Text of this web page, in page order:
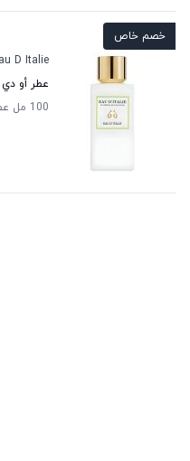
خصم خاص
D Italie
عطر أو دي
100 مل عطر